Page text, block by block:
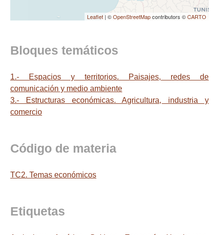
Leaflet | ©OpenStreetMapcontributors ©CARTO
Bloques temáticos
1.- Espacios y territorios. Paisajes, redes de
comunicación y medio ambiente
3.- Estructuras económicas. Agricultura, industria y
comercio
Código de materia
TC2. Temas económicos
Etiquetas